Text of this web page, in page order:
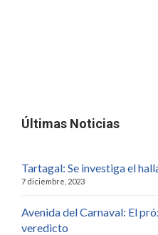
Últimas Noticias
Tartagal: Se investiga el
7 diciembre, 2023
Avenida del Carnaval: El
veredicto